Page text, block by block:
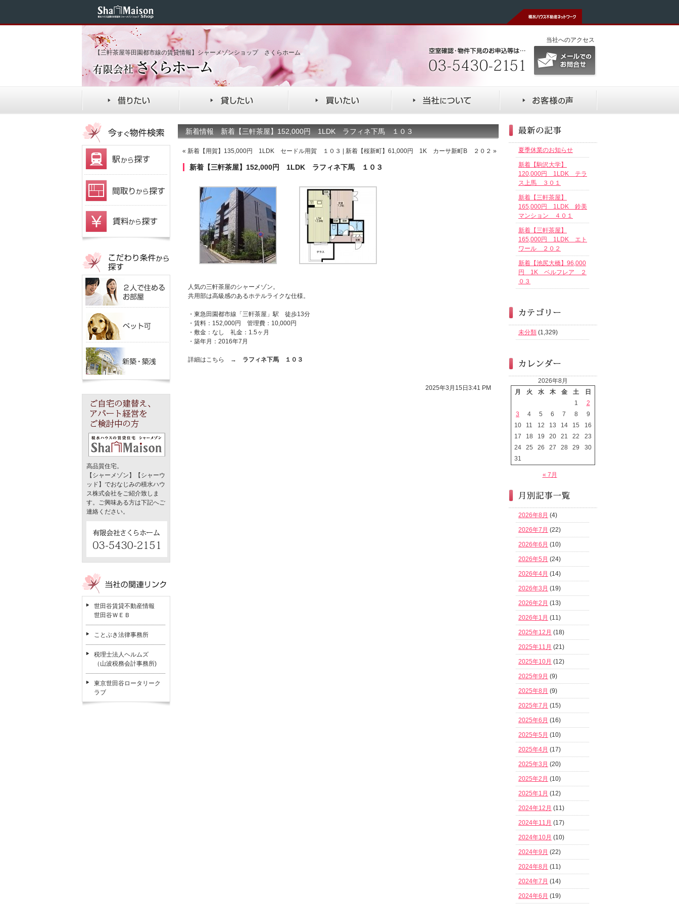
【三軒茶屋等田園都市線の賃貸情報】シャーメゾンショップ さくらホーム
当社へのアクセス
高品質住宅。
【シャーメゾン】【シャーウ
ッド】でおなじみの積水ハウ
ス株式会社をご紹介致しま
す。ご興味ある方は下記へご
連絡ください。
世田谷賃貸不動産情報
世田谷ＷＥＢ
ことぶき法律事務所
税理士法人ヘルムズ
（山波税務会計事務所)
東京世田谷ロータリーク
ラブ
新着情報 新着【三軒茶屋】152,000円 1LDK ラフィネ下馬 １０３
« 新着【用賀】135,000円 1LDK セードル用賀 １０３ 新着【桜新町】61,000円 1K カーサ新町B ２０２ »
新着【三軒茶屋】152,000円 1LDK ラフィネ下馬 １０３
人気の三軒茶屋のシャーメゾン。
共用部は高級感のあるホテルライクな仕様。
・東急田園都市線「三軒茶屋」駅 徒歩13分
・賃料：152,000円 管理費：10,000円
・敷金：なし 礼金：1.5ヶ月
・築年月：2016年7月
詳細はこちら → ラフィネ下馬 １０３
2025年3月15日3:41 PM
夏季休業のお知らせ
新着【駒沢大学】
120,000円 1LDK テラ
ス上馬 ３０１
新着【三軒茶屋】
165,000円 1LDK 鈴美
マンション ４０１
新着【三軒茶屋】
165,000円 1LDK エト
ワール ２０２
新着【池尻大橋】96,000
円 1K ベルフレア ２
０３
未分類 (1,329)
2026年8月
月
火 水 木 金 土
日
1
2
3
4 5 6 7 8
9
10
11 12 13 14 15
16
17
18 19 20 21 22
23
24
25 26 27 28 29
30
31
« 7月
2026年8月 (4)
2026年7月 (22)
2026年6月 (10)
2026年5月 (24)
2026年4月 (14)
2026年3月 (19)
2026年2月 (13)
2026年1月 (11)
2025年12月 (18)
2025年11月 (21)
2025年10月 (12)
2025年9月 (9)
2025年8月 (9)
2025年7月 (15)
2025年6月 (16)
2025年5月 (10)
2025年4月 (17)
2025年3月 (20)
2025年2月 (10)
2025年1月 (12)
2024年12月 (11)
2024年11月 (17)
2024年10月 (10)
2024年9月 (22)
2024年8月 (11)
2024年7月 (14)
2024年6月 (19)